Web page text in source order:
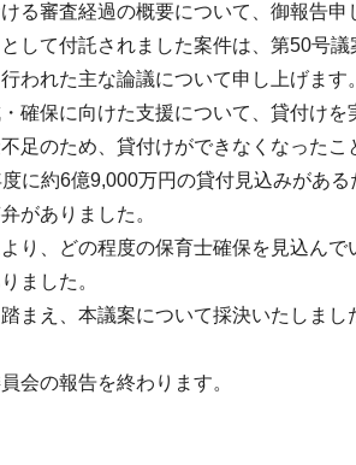
る審査経過の概要について、御報告申
して付託されました案件は、第50号議
われた主な論議について申し上げます。
確保に向けた支援について、貸付け
足のため、貸付けができなくなった
に約6億9,000万円の貸付見込みがあ
がありました。
り、どの程度の保育士確保を見込ん
ました。
まえ、本議案について採決いたしま
会の報告を終わります。